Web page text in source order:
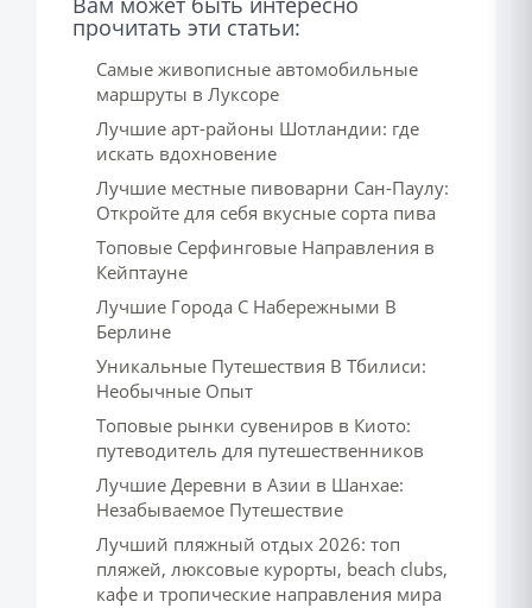
прочитать эти статьи:
Самые живописные автомобильные
маршруты в Луксоре
Лучшие арт-районы Шотландии: где
искать вдохновение
Лучшие местные пивоварни Сан-Паулу:
Откройте для себя вкусные сорта пива
Топовые Серфинговые Направления в
Кейптауне
Лучшие Города С Набережными В
Берлине
Уникальные Путешествия В Тбилиси:
Необычные Опыт
Топовые рынки сувениров в Киото:
путеводитель для путешественников
Лучшие Деревни в Азии в Шанхае:
Незабываемое Путешествие
Лучший пляжный отдых 2026: топ
пляжей, люксовые курорты, beach clubs,
кафе и тропические направления мира